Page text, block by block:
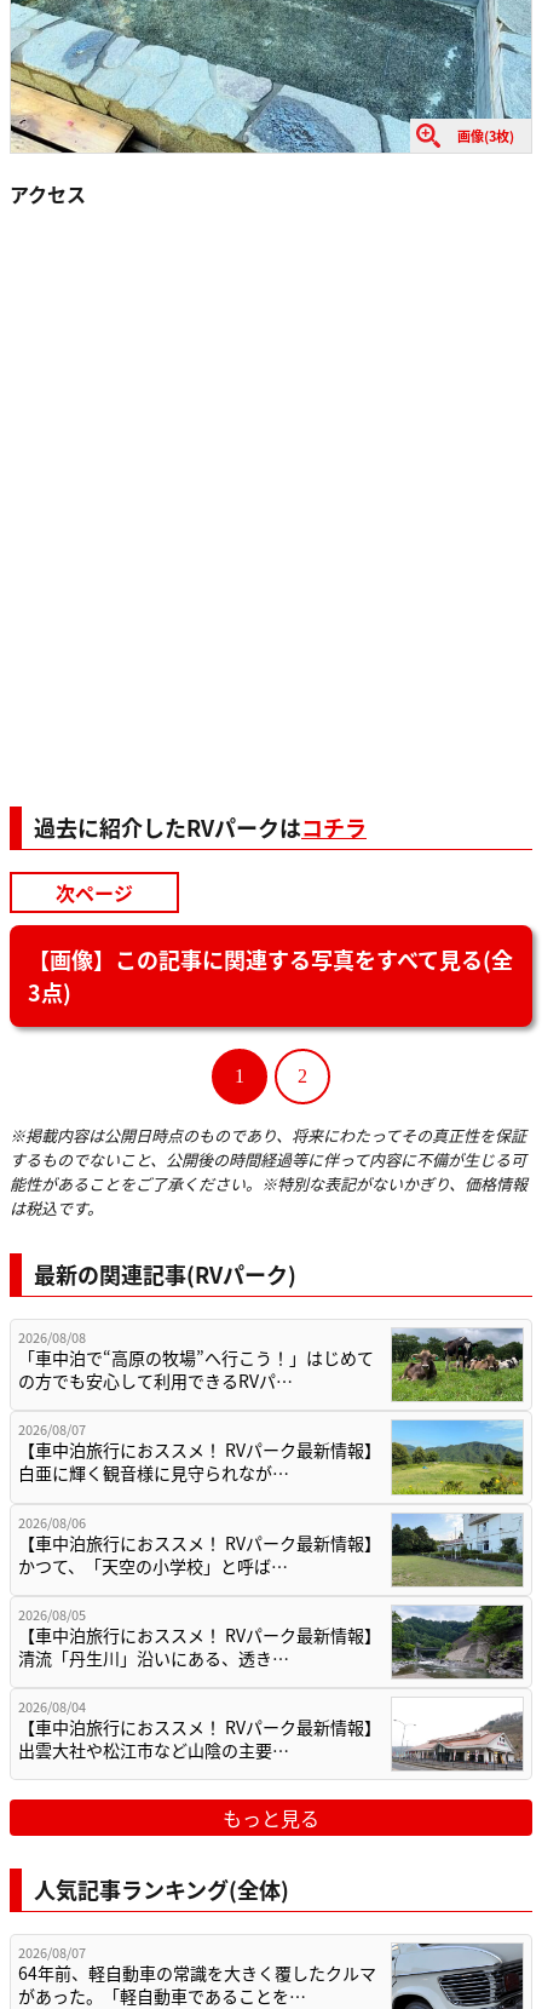
画像(3枚)
アクセス
過去に紹介したRVパークはコチラ
次ページ
【画像】この記事に関連する写真をすべて見る(全
3点)
1 2
※掲載内容は公開日時点のものであり、将来にわたってその真正性を保証
するものでないこと、公開後の時間経過等に伴って内容に不備が生じる可
能性があることをご了承ください。※特別な表記がないかぎり、価格情報
は税込です。
最新の関連記事(RVパーク)
2026/08/08
「車中泊で“高原の牧場”へ行こう！」はじめて
の方でも安心して利用できるRVパ…
2026/08/07
【車中泊旅行におススメ！ RVパーク最新情報】
白亜に輝く観音様に見守られなが…
2026/08/06
【車中泊旅行におススメ！ RVパーク最新情報】
かつて、「天空の小学校」と呼ば…
2026/08/05
【車中泊旅行におススメ！ RVパーク最新情報】
清流「丹生川」沿いにある、透き…
2026/08/04
【車中泊旅行におススメ！ RVパーク最新情報】
出雲大社や松江市など山陰の主要…
もっと見る
人気記事ランキング(全体)
2026/08/07
64年前、軽自動車の常識を大きく覆したクルマ
があった。「軽自動車であることを…